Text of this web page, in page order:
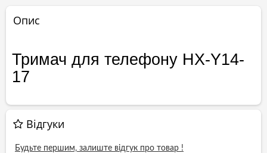
Опис
Тримач для телефону HX-Y14-
17
Відгуки
Будьте першим, залиште відгук про товар !